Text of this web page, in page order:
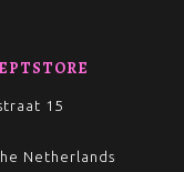
15
Netherlands